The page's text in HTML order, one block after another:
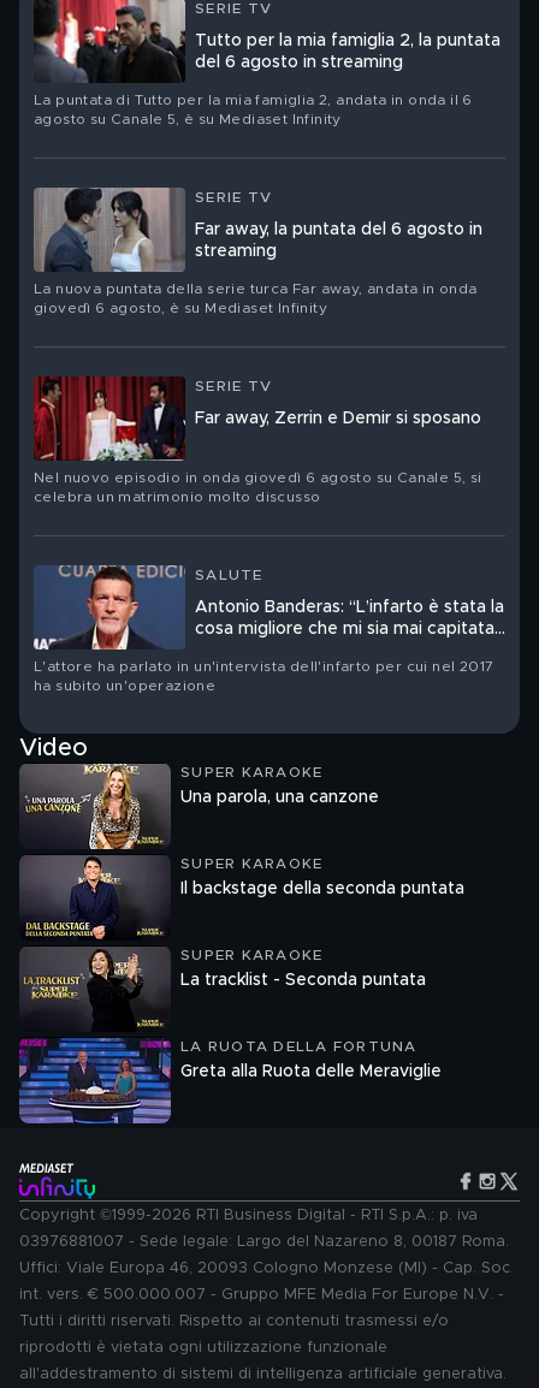
SERIE TV
Tutto per la mia famiglia 2, la puntata
del 6 agosto in streaming
La puntata di Tutto per la mia famiglia 2, andata in onda il 6
agosto su Canale 5, è su Mediaset Infinity
SERIE TV
Far away, la puntata del 6 agosto in
streaming
La nuova puntata della serie turca Far away, andata in onda
giovedì 6 agosto, è su Mediaset Infinity
SERIE TV
Far away, Zerrin e Demir si sposano
Nel nuovo episodio in onda giovedì 6 agosto su Canale 5, si
celebra un matrimonio molto discusso
SALUTE
Antonio Banderas: “L’infarto è stata la
cosa migliore che mi sia mai capitata
L'attore ha parlato in un'intervista dell'infarto per cui nel 2017
ha subito un'operazione
Video
SUPER KARAOKE
Una parola, una canzone
SUPER KARAOKE
Il backstage della seconda puntata
SUPER KARAOKE
La tracklist - Seconda puntata
LA RUOTA DELLA FORTUNA
Greta alla Ruota delle Meraviglie
Copyright ©1999-2026 RTI Business Digital - RTI S.p.A.: p. iva
03976881007 - Sede legale: Largo del Nazareno 8, 00187 Roma.
Uffici: Viale Europa 46, 20093 Cologno Monzese (MI) - Cap. Soc.
int. vers. € 500.000.007 - Gruppo MFE Media For Europe N.V. -
Tutti i diritti riservati. Rispetto ai contenuti trasmessi e/o
riprodotti è vietata ogni utilizzazione funzionale
all'addestramento di sistemi di intelligenza artificiale generativa.